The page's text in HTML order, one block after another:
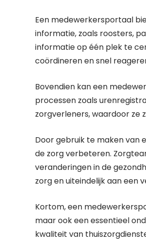
Een medewerkersportaal
informatie, zoals roosters,
informatie op één plek te
coördineren en snel
Bovendien kan een
processen zoals
zorgverleners, waardoor ze
Door gebruik te maken van
de zorg verbeteren.
veranderingen in de
zorg en uiteindelijk aan een
Kortom, een
maar ook een essentieel
kwaliteit van